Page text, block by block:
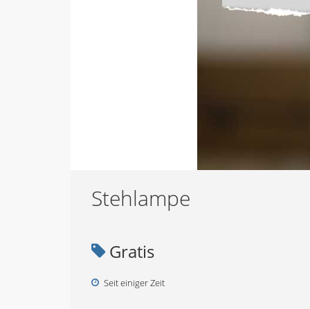
Stehlampe
Gratis
Seit einiger Zeit